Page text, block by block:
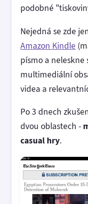
podobné
Nejedná se zde
Amazon Kindle
písmo a neleskne
multimediální
videa a
Po 3 dnech
dvou oblastech -
casual hry.